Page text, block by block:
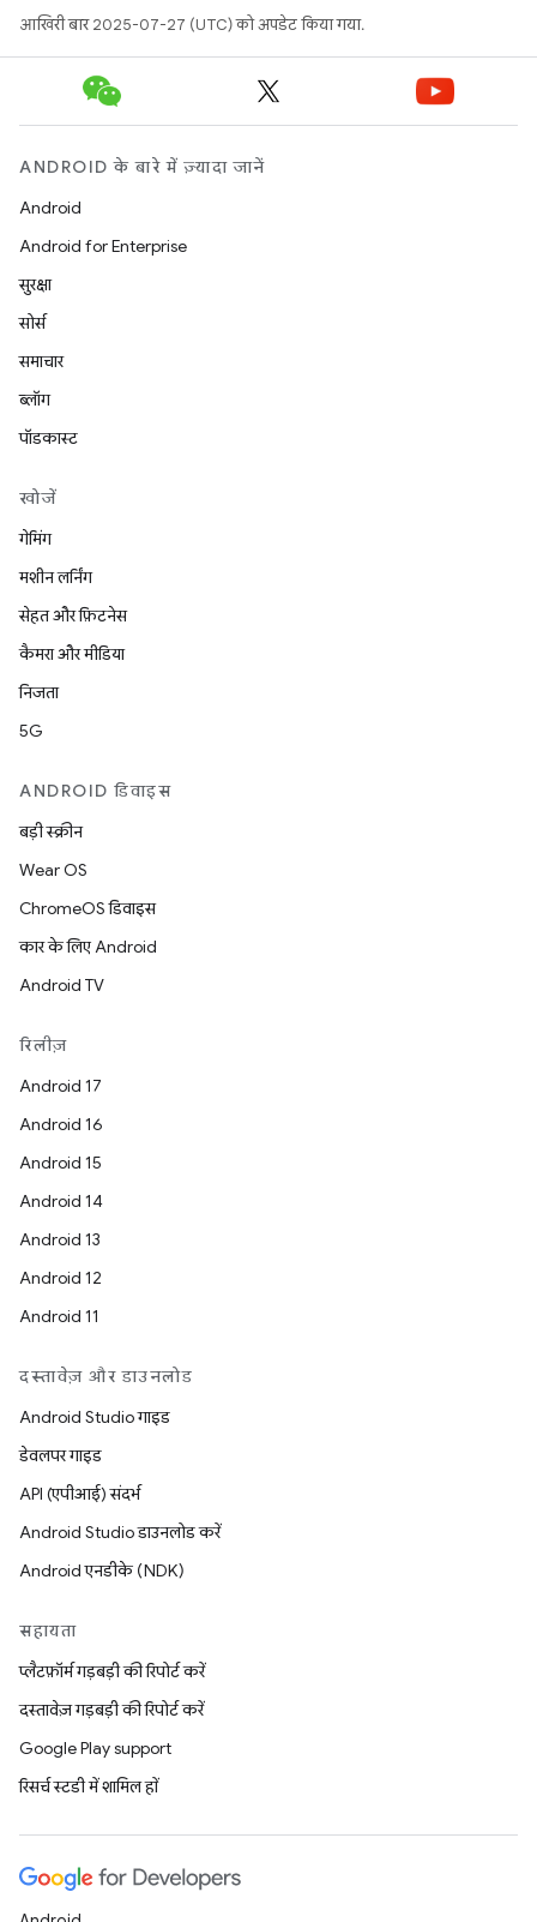
आखिरी बार 2025-07-27 (UTC) को अपडेट किया गया.
ANDROID के बारे में ज़्यादा जानें
Android
Android for Enterprise
सुरक्षा
सोर्स
समाचार
ब्लॉग
पॉडकास्ट
खोजें
गेमिंग
मशीन लर्निंग
सेहत और फ़िटनेस
कैमरा और मीडिया
निजता
5G
ANDROID डिवाइस
बड़ी स्क्रीन
Wear OS
ChromeOS डिवाइस
कार के लिए Android
Android TV
रिलीज़
Android 17
Android 16
Android 15
Android 14
Android 13
Android 12
Android 11
दस्तावेज़ और डाउनलोड
Android Studio गाइड
डेवलपर गाइड
API (एपीआई) संदर्भ
Android Studio डाउनलोड करें
Android एनडीके (NDK)
सहायता
प्लैटफ़ॉर्म गड़बड़ी की रिपोर्ट करें
दस्तावेज़ गड़बड़ी की रिपोर्ट करें
Google Play support
रिसर्च स्टडी में शामिल हों